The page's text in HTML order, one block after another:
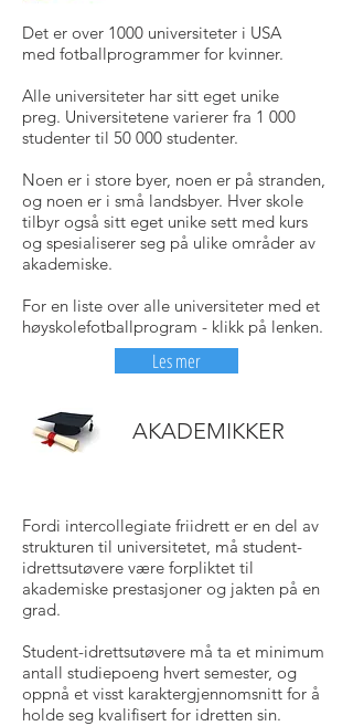
Det er over 1000 universiteter i USA
med fotballprogrammer for kvinner.
Alle universiteter har sitt eget unike
preg. Universitetene varierer fra 1 000
studenter til 50 000 studenter.
Noen er i store byer, noen er på stranden,
og noen er i små landsbyer. Hver skole
tilbyr også sitt eget unike sett med kurs
og spesialiserer seg på ulike områder av
akademiske.
For en liste over alle universiteter med et
høyskolefotballprogram - klikk på lenken.
Les mer
AKADEMIKKER
Fordi intercollegiate friidrett er en del av
strukturen til universitetet, må student-
idrettsutøvere være forpliktet til
akademiske prestasjoner og jakten på en
grad.
Student-idrettsutøvere må ta et minimum
antall studiepoeng hvert semester, og
oppnå et visst karaktergjennomsnitt for å
holde seg kvalifisert for idretten sin.